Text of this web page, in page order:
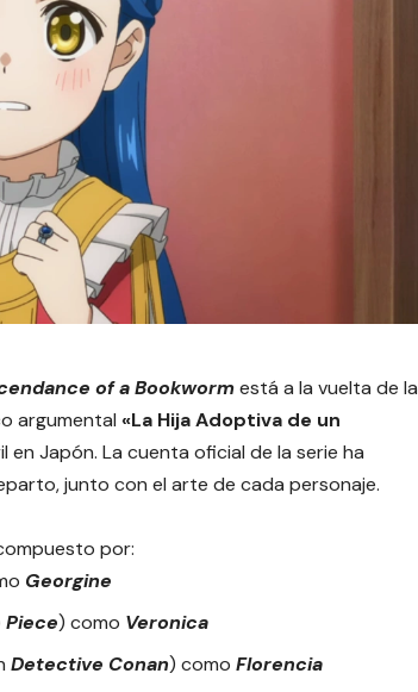
of a Bookwormestá a la vuelta de la
argumental «La Hija Adoptiva de un
en Japón. La cuenta oficial de la serie ha
junto con el arte de cada personaje.
por:
Georgine
Piece) como Veronica
Detective Conan) como Florencia